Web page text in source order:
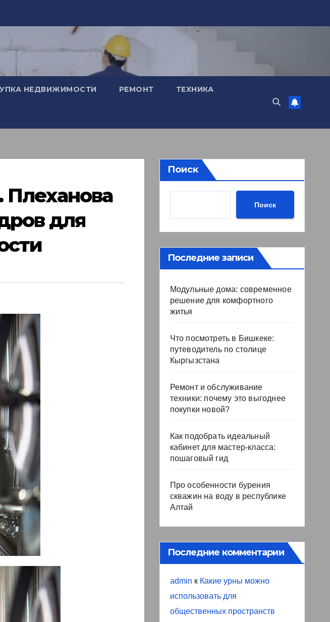
НЕДВИЖИМОСТИ РЕМОНТ ТЕХНИКА
Плеханова
для
Поиск
Поиск
Последние записи
Модульные дома: современное
решение для комфортного
житья
Что посмотреть в Бишкеке:
путеводитель по столице
Кыргызстана
Ремонт и обслуживание
техники: почему это выгоднее
покупки новой?
Как подобрать идеальный
кабинет для мастер-класса:
пошаговый гид
Про особенности бурения
скважин на воду в республике
Алтай
Последние комментарии
admin к Какие урны можно
использовать для
общественных пространств